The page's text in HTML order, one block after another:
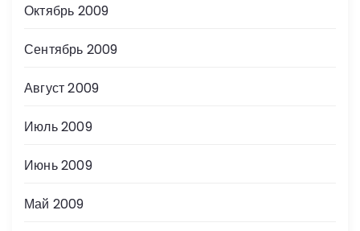
Октябрь 2009
Сентябрь 2009
Август 2009
Июль 2009
Июнь 2009
Май 2009